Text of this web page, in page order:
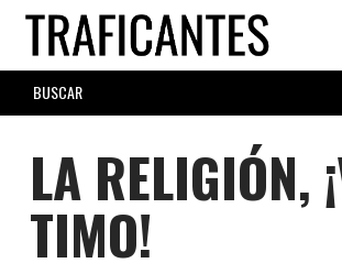
Skip
main
content
SEARCH
FORM
LA RELIGIÓN,
TIMO!